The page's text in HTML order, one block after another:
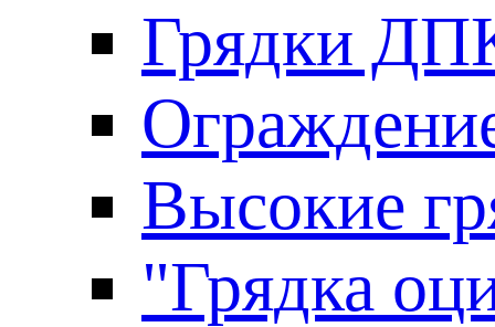
Грядки
Высокие
"Грядка